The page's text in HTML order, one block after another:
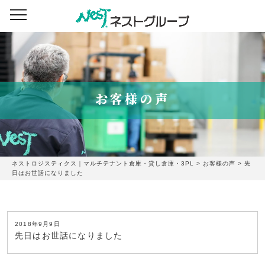
お客様の声
ネストロジスティクス｜マルチテナント倉庫・貸し倉庫・3PL > お客様の声 > 先
日はお世話になりました
2018年9月9日
先日はお世話になりました